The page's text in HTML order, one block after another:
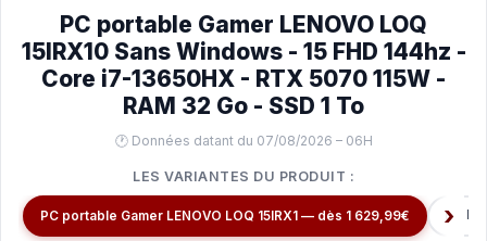
PC portable Gamer LENOVO LOQ
15IRX10 Sans Windows - 15 FHD 144hz -
Core i7-13650HX - RTX 5070 115W -
RAM 32 Go - SSD 1 To
🕐 Données datant du 07/08/2026 – 06H
LES VARIANTES DU PRODUIT :
PC portable Gamer LENOVO LOQ 15IRX1 — dès 1 629,99€ PC